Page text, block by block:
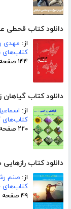
دانلود کتاب قحطی
از: مهدی
کتاب‌های
۱۴۴ صفحه
دانلود کتاب گیاهان
از:
کتاب‌های
۲۲۰ صفحه
دانلود کتاب رازهایی
از: صنم
کتاب‌های
۴۹ صفحه